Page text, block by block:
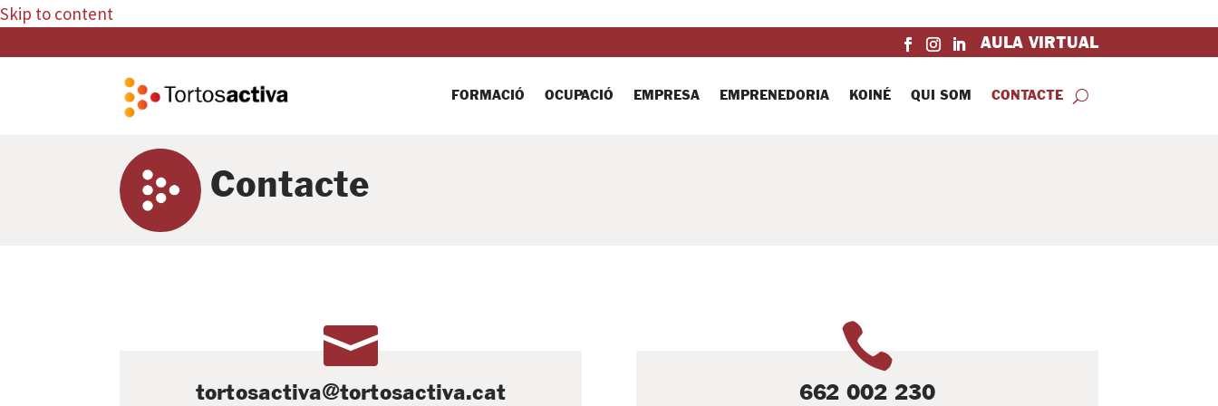
Skip to content
AULA VIRTUAL
FORMACIÓ OCUPACIÓ EMPRESA EMPRENEDORIA KOINÉ QUI SOM CONTACTE
Contacte

tortosactiva@tortosactiva.cat

662 002 230